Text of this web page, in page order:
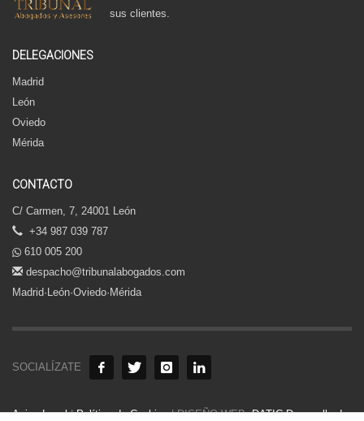
sus clientes.
DELEGACIONES
Madrid
León
Oviedo
Mérida
CONTACTO
C/ Carmen, 7, 24001 León
+34 987 039 787
610 005 200
despacho@tribunalabogados.com
Madrid·León·Oviedo·Mérida
SOCIALÍZATE
Aviso Legal|Política de Cookies| DISEÑO WEB:DATIC Desarrollo de